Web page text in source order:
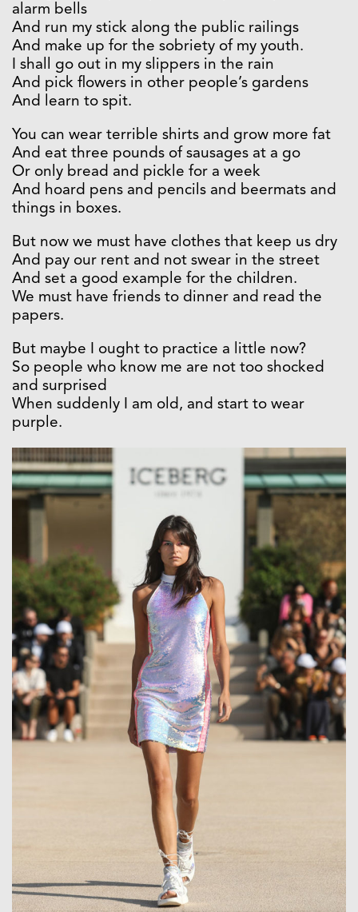
alarm bells
And run my stick along the public railings
And make up for the sobriety of my youth.
I shall go out in my slippers in the rain
And pick flowers in other people’s gardens
And learn to spit.
You can wear terrible shirts and grow more fat
And eat three pounds of sausages at a go
Or only bread and pickle for a week
And hoard pens and pencils and beermats and
things in boxes.
But now we must have clothes that keep us dry
And pay our rent and not swear in the street
And set a good example for the children.
We must have friends to dinner and read the
papers.
But maybe I ought to practice a little now?
So people who know me are not too shocked
and surprised
When suddenly I am old, and start to wear
purple.